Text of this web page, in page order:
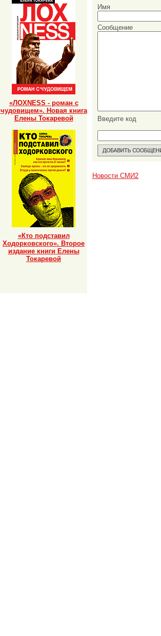
Имя
Сообщение
Введите код
Новости СМИ2
«ЛОХNESS - роман с
чудовищем». Новая книга
Елены Токаревой
«Кто подставил
Ходорковского». Второе
издание книги Елены
Токаревой